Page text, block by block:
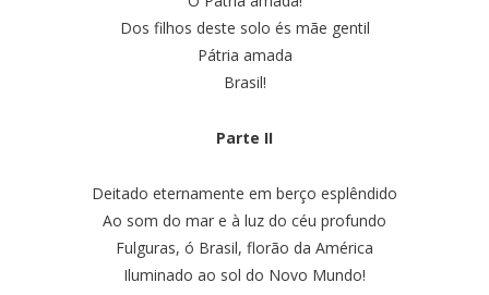
Dos filhos deste solo és mãe gentil
Pátria amada
Brasil!
Parte II
Deitado eternamente em berço esplêndido
Ao som do mar e à luz do céu profundo
Fulguras, ó Brasil, florão da América
Iluminado ao sol do Novo Mundo!